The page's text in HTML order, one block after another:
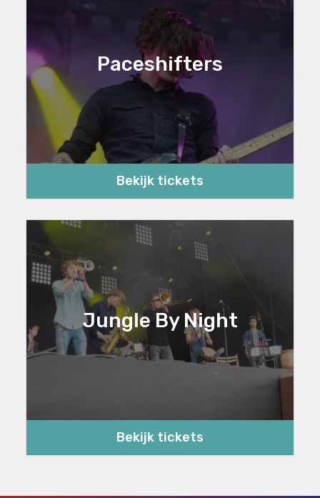
Paceshifters
Bekijk tickets
Jungle By Night
Bekijk tickets